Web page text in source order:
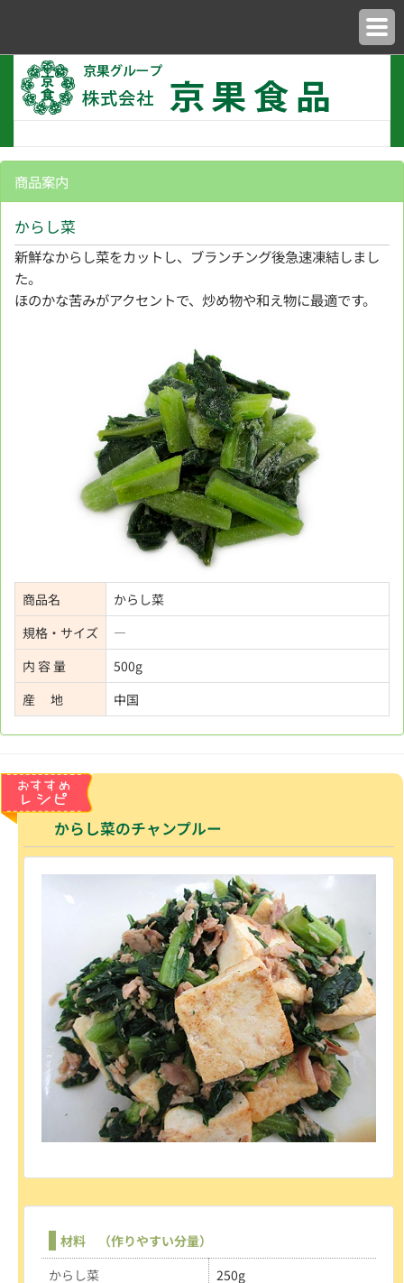
商品案内
からし菜
新鮮なからし菜をカットし、ブランチング後急速凍結しまし
た。
ほのかな苦みがアクセントで、炒め物や和え物に最適です。
商品名
からし菜
規格・サイズ
―
内 容 量
500g
産 地
中国
からし菜のチャンプルー
材料 （作りやすい分量）
からし菜
250g